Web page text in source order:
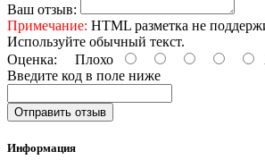
Ваш отзыв:
Примечание: HTML разметка не
Используйте обычный текст.
Оценка: Плохо
Введите код в поле ниже
Отправить отзыв
Информация